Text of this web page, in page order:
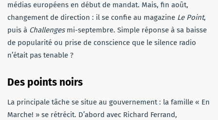
médias européens en début de mandat. Mais, fin août,
changement de direction : il se confie au magazine Le Point,
puis à Challengesmi-septembre. Simple réponse à sa baisse
de popularité ou prise de conscience que le silence radio
n’était pas tenable ?
Des points noirs
La principale tâche se situe au gouvernement : la famille « En
Marche! » se rétrécit. D’abord avec Richard Ferrand,